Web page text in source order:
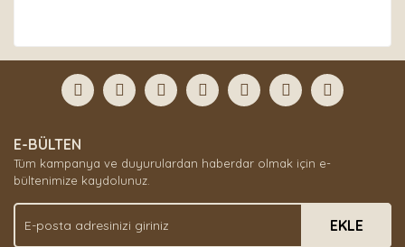
E-BÜLTEN
Tüm kampanya ve duyurulardan haberdar olmak için e-
bültenimize kaydolunuz.
EKLE